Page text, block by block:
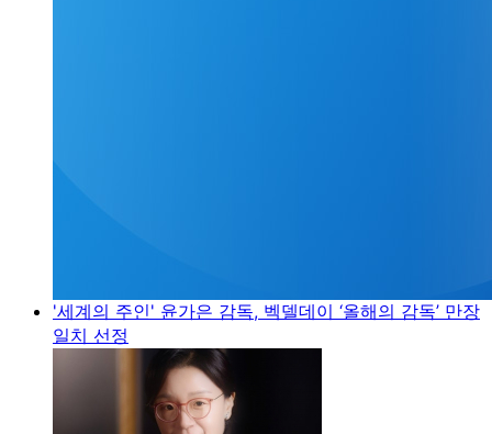
'세계의 주인' 윤가은 감독, 벡델데이 ‘올해의 감독’ 만장
일치 선정